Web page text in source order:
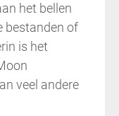
het bellen
bestanden of
is het
veel andere